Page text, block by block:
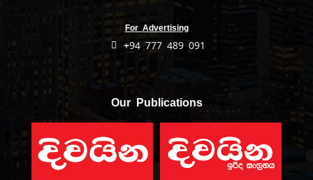
For Advertising
+94 777 489 091
Our Publications